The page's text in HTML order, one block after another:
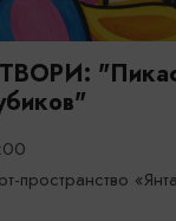
пространство